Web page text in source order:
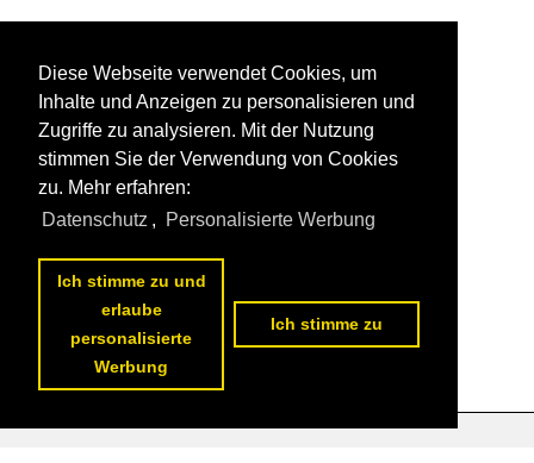
Diese Webseite verwendet Cookies, um
Inhalte und Anzeigen zu personalisieren und
Zugriffe zu analysieren. Mit der Nutzung
stimmen Sie der Verwendung von Cookies
zu. Mehr erfahren:
Datenschutz , Personalisierte Werbung
Ich stimme zu und
erlaube
personalisierte
Werbung
Ich stimme zu